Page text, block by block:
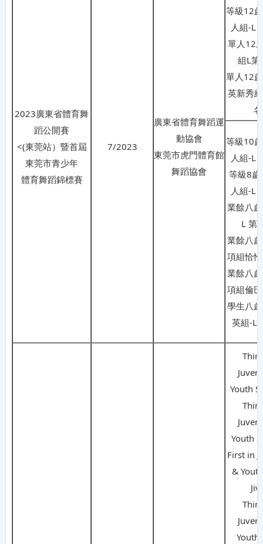
2023廣東省體育舞
蹈公開賽
<(東莞站）暨首屆
東莞市青少年
體育舞蹈錦標賽
7/2023
廣東省體育舞蹈運
動協會
東莞市虎門體育館
舞蹈協會
等級12
人組-L
單人12
組L第
單人12
英新秀
名
等級10
人組-L
等級8歲
人組-L
業餘八
L 第
業餘八
項組恰
業餘八
項組倫
學生八
英組-L
Youth
Youth
First in
&
Youth